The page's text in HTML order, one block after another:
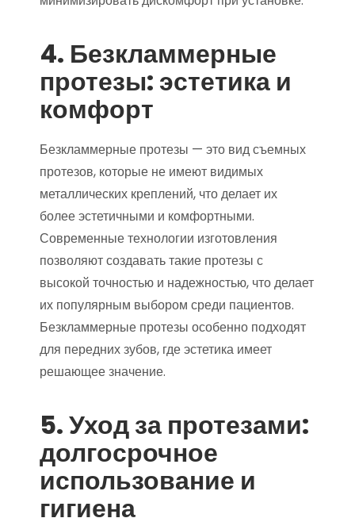
4. Безкламмерные
протезы: эстетика и
комфорт
Безкламмерные протезы — это вид съемных
протезов, которые не имеют видимых
металлических креплений, что делает их
более эстетичными и комфортными.
Современные технологии изготовления
позволяют создавать такие протезы с
высокой точностью и надежностью, что делает
их популярным выбором среди пациентов.
Безкламмерные протезы особенно подходят
для передних зубов, где эстетика имеет
решающее значение.
5. Уход за протезами:
долгосрочное
использование и
гигиена